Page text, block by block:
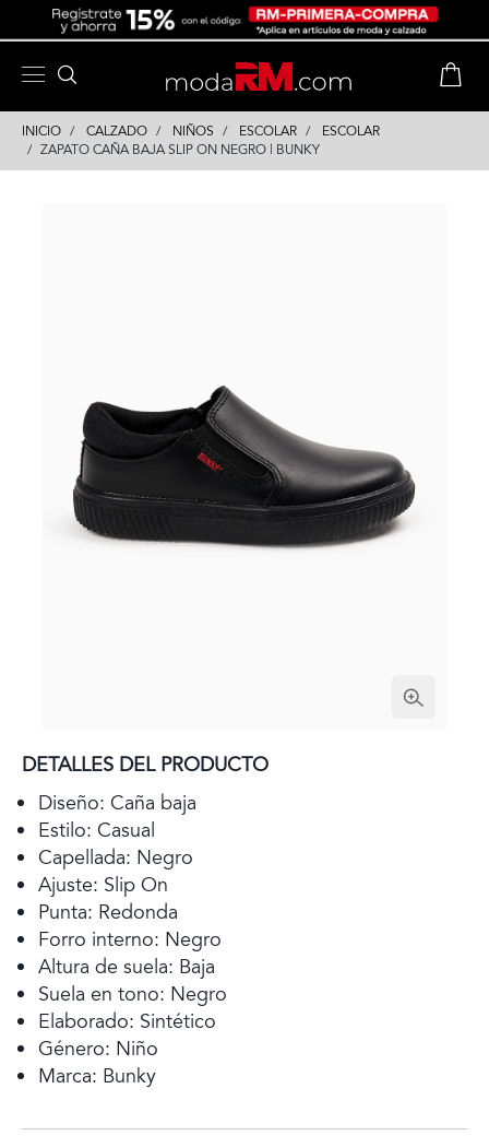
INICIO CALZADO NIÑOS ESCOLAR
ESCOLAR
ZAPATO CAÑA BAJA SLIP ON NEGRO | BUNKY
DETALLES DEL PRODUCTO
Diseño: Caña baja
Estilo: Casual
Capellada: Negro
Ajuste: Slip On
Punta: Redonda
Forro interno: Negro
Altura de suela: Baja
Suela en tono: Negro
Elaborado: Sintético
Género: Niño
Marca: Bunky